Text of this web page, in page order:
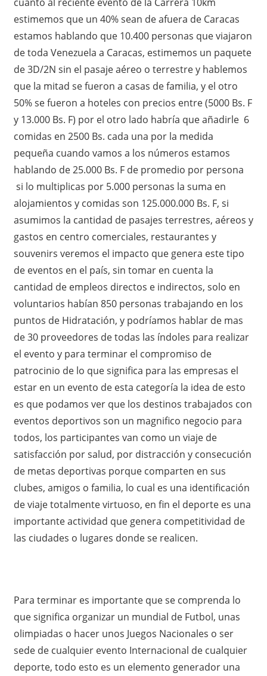
estimemos que un 40% sean de afuera de Caracas
estamos hablando que 10.400 personas que viajaron
de toda Venezuela a Caracas, estimemos un paquete
de 3D/2N sin el pasaje aéreo o terrestre y hablemos
que la mitad se fueron a casas de familia, y el otro
50% se fueron a hoteles con precios entre (5000 Bs. F
y 13.000 Bs. F) por el otro lado habría que añadirle 6
comidas en 2500 Bs. cada una por la medida
pequeña cuando vamos a los números estamos
hablando de 25.000 Bs. F de promedio por persona
si lo multiplicas por 5.000 personas la suma en
alojamientos y comidas son 125.000.000 Bs. F, si
asumimos la cantidad de pasajes terrestres, aéreos y
gastos en centro comerciales, restaurantes y
souvenirs veremos el impacto que genera este tipo
de eventos en el país, sin tomar en cuenta la
cantidad de empleos directos e indirectos, solo en
voluntarios habían 850 personas trabajando en los
puntos de Hidratación, y podríamos hablar de mas
de 30 proveedores de todas las índoles para realizar
el evento y para terminar el compromiso de
patrocinio de lo que significa para las empresas el
estar en un evento de esta categoría la idea de esto
es que podamos ver que los destinos trabajados con
eventos deportivos son un magnifico negocio para
todos, los participantes van como un viaje de
satisfacción por salud, por distracción y consecución
de metas deportivas porque comparten en sus
clubes, amigos o familia, lo cual es una identificación
de viaje totalmente virtuoso, en fin el deporte es una
importante actividad que genera competitividad de
las ciudades o lugares donde se realicen.
Para terminar es importante que se comprenda lo
que significa organizar un mundial de Futbol, unas
olimpiadas o hacer unos Juegos Nacionales o ser
sede de cualquier evento Internacional de cualquier
deporte, todo esto es un elemento generador una